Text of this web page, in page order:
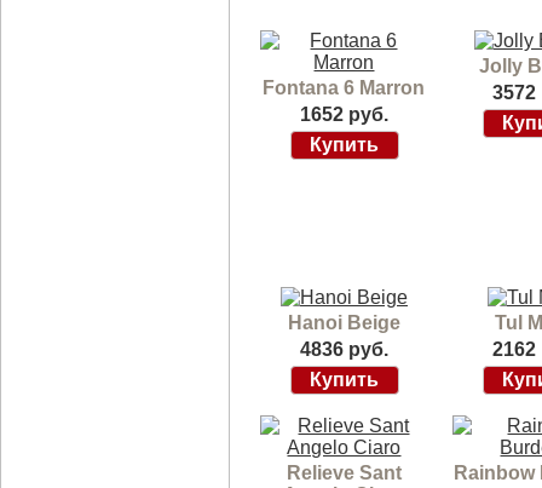
Fontana 6 Marron
1652 руб.
Jolly
3572
Hanoi Beige
4836 руб.
Tul
2162
Relieve Sant